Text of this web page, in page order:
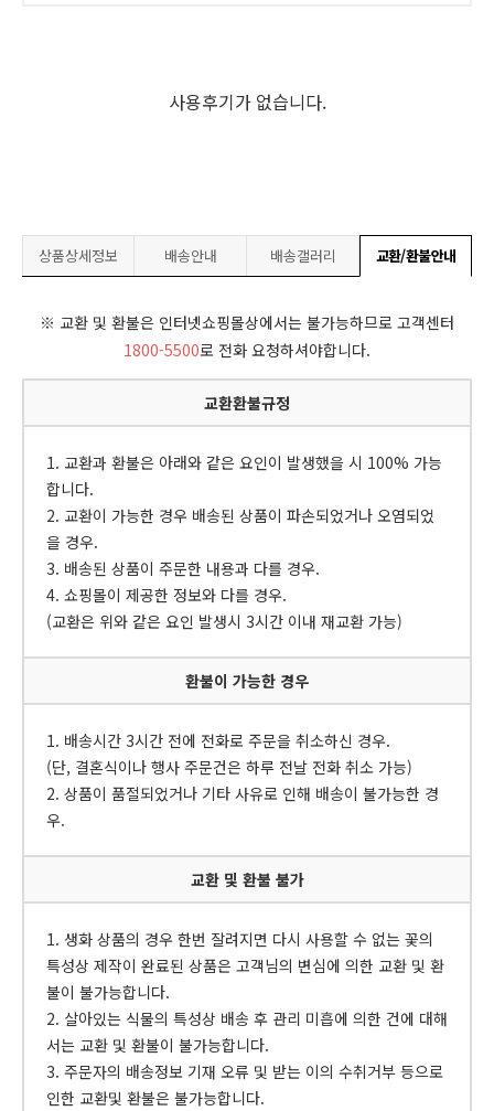
사용후기가 없습니다.
상품상세정보 배송안내 배송갤러리 교환/환불안내
※ 교환 및 환불은 인터넷쇼핑몰상에서는 불가능하므로 고객센터
1800-5500로 전화 요청하셔야합니다.
교환환불규정
1. 교환과 환불은 아래와 같은 요인이 발생했을 시 100% 가능
합니다.
2. 교환이 가능한 경우 배송된 상품이 파손되었거나 오염되었
을 경우.
3. 배송된 상품이 주문한 내용과 다를 경우.
4. 쇼핑몰이 제공한 정보와 다를 경우.
(교환은 위와 같은 요인 발생시 3시간 이내 재교환 가능)
환불이 가능한 경우
1. 배송시간 3시간 전에 전화로 주문을 취소하신 경우.
(단, 결혼식이나 행사 주문건은 하루 전날 전화 취소 가능)
2. 상품이 품절되었거나 기타 사유로 인해 배송이 불가능한 경
우.
교환 및 환불 불가
1. 생화 상품의 경우 한번 잘려지면 다시 사용할 수 없는 꽃의
특성상 제작이 완료된 상품은 고객님의 변심에 의한 교환 및 환
불이 불가능합니다.
2. 살아있는 식물의 특성상 배송 후 관리 미흡에 의한 건에 대해
서는 교환 및 환불이 불가능합니다.
3. 주문자의 배송정보 기재 오류 및 받는 이의 수취거부 등으로
인한 교환및 환불은 불가능합니다.